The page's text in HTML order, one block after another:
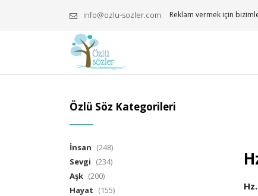
info@ozlu-sozler.com Reklam vermek için
Özlü Söz Kategorileri
İnsan (248)
Sevgi (234)
Aşk (200)
Hayat (155)